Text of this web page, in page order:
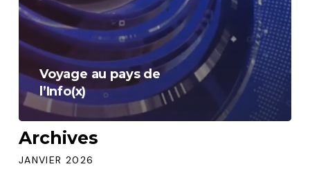
Voyage au pays de
l’Info(x)
Archives
JANVIER 2026